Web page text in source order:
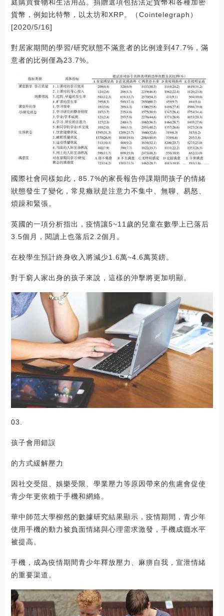
庭購買食物和生活用品。捐贈選項包括法定貨幣和各種加密
貨幣，例如比特幣，以太坊和XRP。（Cointelegraph）
[2020/5/16]
對居家期間的學習/研究狀態不滿意者的比例達到47.7%，滿
意者的比例僅為23.7%。
國際社會同樣如此，85.7%的家長報告停課期間孩子的情緒
狀態發生了變化，常見癥狀是注意力不集中、無聊、易怒、
煩躁和緊張。
英國的一項分析指出，疫情讓5~11歲的兒童在數學上已落后
3.5個月，閱讀上也落后2.2個月。
在校學生預計終身收入將減少1.6萬~4.6萬英鎊。
對于窮人家出身的孩子來說，這樣的沖擊將更加明顯。
03.
孩子會用錯誤
的方式緩解壓力
因社交受阻、娛樂受限、學業壓力等原因帶來的焦慮會促使
青少年更依賴于手機和網絡。
華中師范大學柳然的數據研究結果顯示，疫情期間，青少年
使用手機的動力被負面情緒與心理需求激發，手機成癮水平
被提高。
手機，成為疫情期間青少年釋放壓力、麻痹自我，宣泄情緒
的重要渠道。